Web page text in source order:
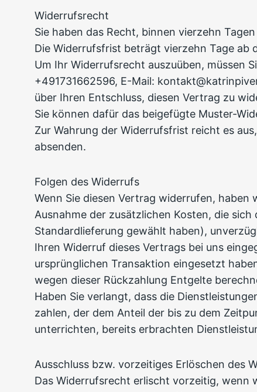
Widerrufsrecht
Sie haben das Recht, binnen vierzehn
Die Widerrufsfrist beträgt vierzehn Tage ab
Um Ihr Widerrufsrecht auszuüben, müssen
+491731662596, E-Mail:
über Ihren Entschluss, diesen Vertrag zu
Sie können dafür das beigefügte Muster-
Zur Wahrung der Widerrufsfrist reicht es
absenden.
Folgen des Widerrufs
Wenn Sie diesen Vertrag widerrufen,
Ausnahme der zusätzlichen Kosten, die
Standardlieferung gewählt haben),
Ihren Widerruf dieses Vertrags bei uns
ursprünglichen Transaktion eingesetzt
wegen dieser Rückzahlung Entgelte
Haben Sie verlangt, dass die
zahlen, der dem Anteil der bis zu dem
unterrichten, bereits erbrachten
Ausschluss bzw. vorzeitiges Erlöschen des
Das Widerrufsrecht erlischt vorzeitig, wenn